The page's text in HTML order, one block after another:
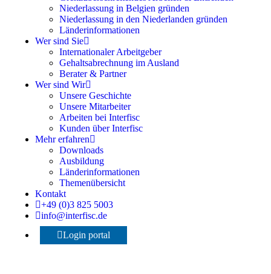
Niederlassung in Belgien gründen
Niederlassung in den Niederlanden gründen
Länderinformationen
Wer sind Sie
Internationaler Arbeitgeber
Gehaltsabrechnung im Ausland
Berater & Partner
Wer sind Wir
Unsere Geschichte
Unsere Mitarbeiter
Arbeiten bei Interfisc
Kunden über Interfisc
Mehr erfahren
Downloads
Ausbildung
Länderinformationen
Themenübersicht
Kontakt
+49 (0)3 825 5003
info@interfisc.de
Login portal